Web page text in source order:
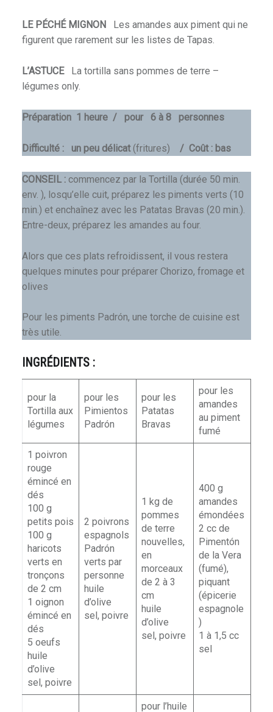
LE PÉCHÉ MIGNONLes amandes aux piment qui ne
figurent que rarement sur les listes de Tapas.
L’ASTUCELa tortilla sans pommes de terre –
légumes only.
Préparation 1 heure / pour 6 à 8 personnes
Difficulté : un peu délicat(fritures) / Coût : bas
CONSEIL :commencez par la Tortilla (durée 50 min.
env. ), losqu’elle cuit, préparez les piments verts (10
min.) et enchaînez avec les Patatas Bravas (20 min.).
Entre-deux, préparez les amandes au four.
Alors que ces plats refroidissent, il vous restera
quelques minutes pour préparer Chorizo, fromage et
olives
Pour les piments Padrón, une torche de cuisine est
très utile.
INGRÉDIENTS :
pour la
Tortilla aux
légumes
pour les
Pimientos
Padrón
pour les
Patatas
Bravas
pour les
amandes
au piment
fumé
1 poivron
rouge
émincé en
dés
100 g
petits pois
100 g
haricots
verts en
tronçons
de 2 cm
1 oignon
émincé en
dés
5 oeufs
huile
d’olive
sel, poivre
2 poivrons
espagnols
Padrón
verts par
personne
huile
d’olive
sel, poivre
1 kg de
pommes
de terre
nouvelles,
en
morceaux
de 2 à 3
cm
huile
d’olive
sel, poivre
400 g
amandes
émondées
2 cc de
Pimentón
de la Vera
(fumé),
piquant
(épicerie
espagnole
)
1 à 1,5 cc
sel
pour l’huile